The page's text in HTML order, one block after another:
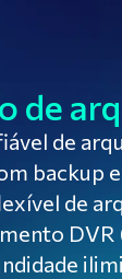
de
de
backup
de